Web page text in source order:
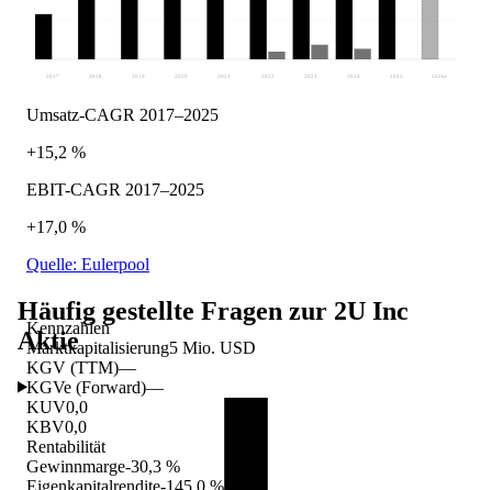
Kennzahlen
Marktkapitalisierung5 Mio. USD
KGV (TTM)—
KGVe (Forward)—
KUV0,0
KBV0,0
Rentabilität
Gewinnmarge-30,3 %
2017 2018 2019 2020 2021 2022 2023 2024 2025 2026 e
Umsatz-CAGR 2017–2025
+15,2 %
EBIT-CAGR 2017–2025
+17,0 %
Quelle: Eulerpool
Häufig gestellte Fragen zur 2U Inc
Aktie